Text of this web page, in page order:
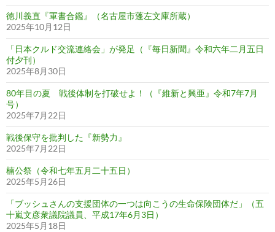
徳川義直『軍書合鑑』（名古屋市蓬左文庫所蔵）
2025年10月12日
「日本クルド交流連絡会」が発足（『毎日新聞』令和六年二月五日
付夕刊）
2025年8月30日
80年目の夏 戦後体制を打破せよ！（『維新と興亜』令和7年7月
号）
2025年7月22日
戦後保守を批判した『新勢力』
2025年7月22日
楠公祭（令和七年五月二十五日）
2025年5月26日
「ブッシュさんの支援団体の一つは向こうの生命保険団体だ」（五
十嵐文彦衆議院議員、平成17年6月3日）
2025年5月18日